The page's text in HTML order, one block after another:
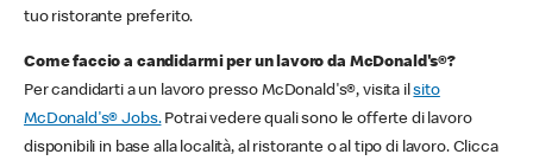
tuo ristorante preferito.
Come faccio a candidarmi per un lavoro da McDonald's®?
Per candidarti a un lavoro presso McDonald's®, visita ilsito
McDonald's® Jobs.Potrai vedere quali sono le offerte di lavoro
disponibili in base alla località, al ristorante o al tipo di lavoro. Clicca